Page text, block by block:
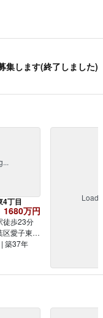
集します(終了しました)
丁目
1680万円
徒歩23分
区愛子東４
築37年